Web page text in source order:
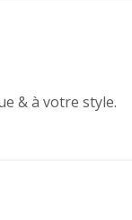
& à votre style.